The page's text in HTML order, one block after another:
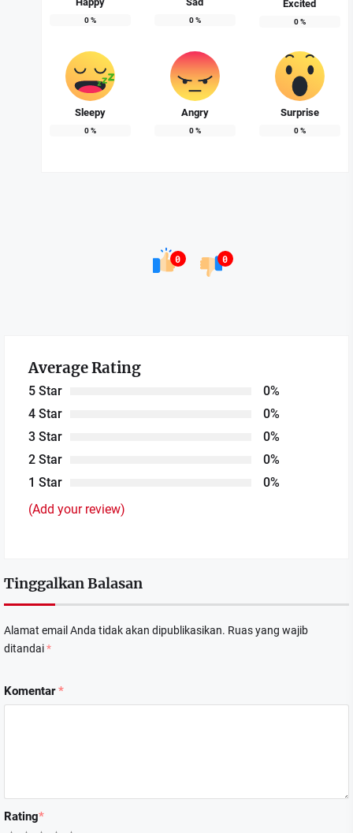
0% 0%
Excited
0%
Sleepy
0%
Angry
0%
Surprise
0%
0 0
Average Rating
5 Star
0%
4 Star
0%
3 Star
0%
2 Star
0%
1 Star
0%
(Add your review)
Tinggalkan Balasan
Alamat email Anda tidak akan dipublikasikan. Ruas yang wajib
ditandai*
Komentar*
Rating*